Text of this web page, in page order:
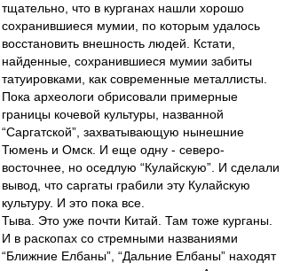
тщательно, что в курганах нашли хорошо
сохранившиеся мумии, по которым удалось
восстановить внешность людей. Кстати,
найденные, сохранившиеся мумии забиты
татуировками, как современные металлисты.
Пока археологи обрисовали примерные
границы кочевой культуры, названной
“Саргатской”, захватывающую нынешние
Тюмень и Омск. И еще одну - северо-
восточнее, но оседлую “Кулайскую”. И сделали
вывод, что саргаты грабили эту Кулайскую
культуру. И это пока все.
Тыва. Это уже почти Китай. Там тоже курганы.
И в раскопах со стремными названиями
“Ближние Елбаны”, “Дальние Елбаны” находят